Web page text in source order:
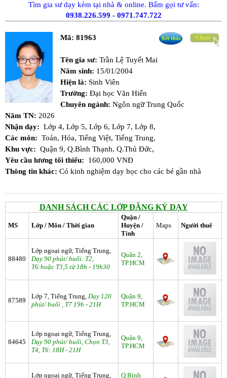
Tìm gia sư dạy kèm tại nhà & online. Bấm gọi tư vấn:
0938.226.599 - 0971.747.722
Mã: 81963
Tên gia sư: Trần Lệ Tuyết Mai
Năm sinh: 15/01/2004
Hiện là: Sinh Viên
Trường: Đại học Văn Hiến
Chuyên ngành: Ngôn ngữ Trung Quốc
Năm TN: 2026
Nhận dạy: Lớp 4, Lớp 5, Lớp 6, Lớp 7, Lớp 8,
Các môn: Toán, Hóa, Tiếng Việt, Tiếng Trung,
Khu vực: Quận 9, Q.Bình Thạnh, Q.Thủ Đức,
Yêu cầu lương tối thiểu:
160,000 VNĐ
Thông tin khác: Có kinh nghiệm dạy học cho các bé gần nhà
DANH SÁCH CÁC LỚP ĐĂNG KÝ DẠY
MS Lớp / Môn / Thời gian
Quận /
Huyện /
Tỉnh
Maps Người thuê
88480
Lớp ngoại ngữ, Tiếng Trung,
Dạy 90 phút/ buổi: T2,
T6:hoặc T3,5 từ 18h - 19h30
Quận 2,
TP.HCM
87589
Lớp 7, Tiếng Trung, Dạy 120
phút/ buổi , T7 19h - 21H
Quận 9,
TP.HCM
84645
Lớp ngoại ngữ, Tiếng Trung,
Dạy 90 phút/ buổi, Chọn T3,
T4, T6: 18H - 21H
Quận 9,
TP.HCM
Lớp ngoại ngữ, Tiếng Trung,
Q.Bình